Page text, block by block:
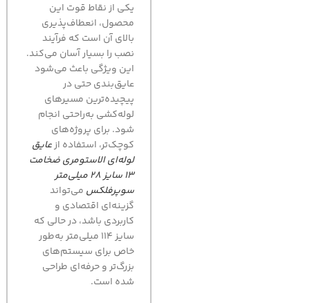
یکی از نقاط قوت این
محصول، انعطاف‌پذیری
بالای آن است که فرآیند
نصب را بسیار آسان می‌کند.
این ویژگی باعث می‌شود
عایق‌بندی حتی در
پیچیده‌ترین مسیرهای
لوله‌کشی به‌راحتی انجام
شود. برای پروژه‌های
کوچک‌تر، استفاده ازعايق
لوله‌ای الاستومری ضخامت
13 سایز 28 میلی‌متر
سوپرفلکس می‌تواند
گزینه‌ای اقتصادی و
کاربردی باشد، در حالی که
سایز 114 میلی‌متر به‌طور
خاص برای سیستم‌های
بزرگ‌تر و حرفه‌ای طراحی
شده است.